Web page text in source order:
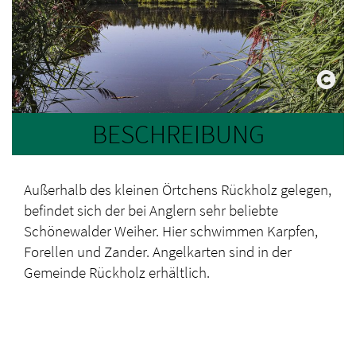
BESCHREIBUNG
Außerhalb des kleinen Örtchens Rückholz gelegen,
befindet sich der bei Anglern sehr beliebte
Schönewalder Weiher. Hier schwimmen Karpfen,
Forellen und Zander. Angelkarten sind in der
Gemeinde Rückholz erhältlich.